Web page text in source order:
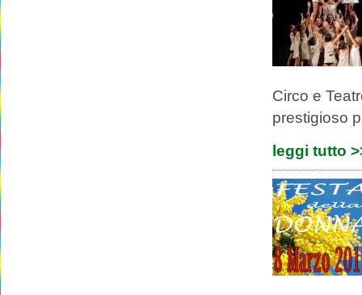
Circo e
prestigioso
leggi tutto